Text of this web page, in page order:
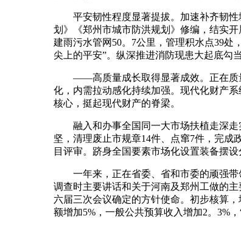
平安韧性程度显著提拔。加速补齐韧性
划》《郑州市城市防洪规划》修编，结实
建雨污水管网50。7公里，管理积水点39
尖上的平安”。纵深推进消防现患大起底勾
——高质量成长取得显著成效。正在质量
化，内需拉动感化持续加强。现代化财产
核心，挺起现代财产的脊梁。
融入和办事全国同一大市场扶植走深走
坚，清理废止市规章14件、点窜7件，完成
目评审。跻身全国要素市场化设置装备摆
一年来，正在省委、省和市委的顽强带
调查时主要讲话和关于河南及郑州工做的
六届三次会议确定的方针使命。初步核算
额增加5%，一般公共预算收入增加2。3%